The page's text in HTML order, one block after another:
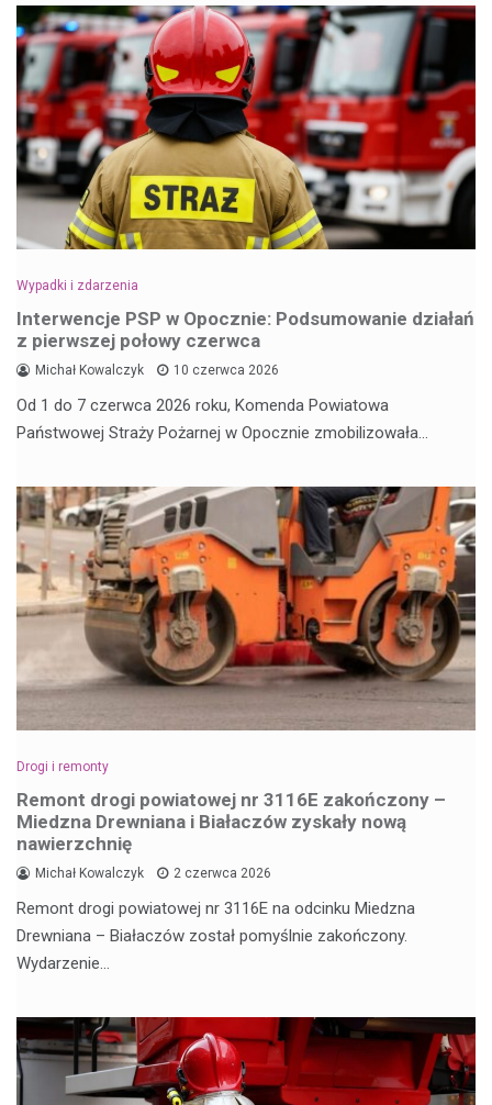
Wypadki i zdarzenia
Interwencje PSP w Opocznie: Podsumowanie działań
z pierwszej połowy czerwca
Michał Kowalczyk 10 czerwca 2026
Od 1 do 7 czerwca 2026 roku, Komenda Powiatowa
Państwowej Straży Pożarnej w Opocznie zmobilizowała…
Drogi i remonty
Remont drogi powiatowej nr 3116E zakończony –
Miedzna Drewniana i Białaczów zyskały nową
nawierzchnię
Michał Kowalczyk 2 czerwca 2026
Remont drogi powiatowej nr 3116E na odcinku Miedzna
Drewniana – Białaczów został pomyślnie zakończony.
Wydarzenie…